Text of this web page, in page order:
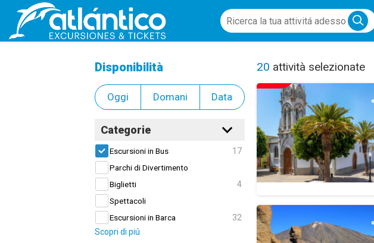
Escursioni in Bus
Disponibilità
Oggi Domani Data
Categorie
Escursioni in Bus
17
Parchi di Divertimento
Biglietti
4
Spettacoli
Escursioni in Barca
32
Scopri di piú
Close menu
20 attività selezionate